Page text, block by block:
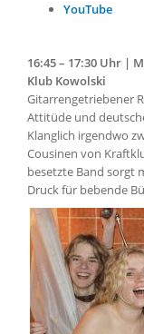
YouTube
16:45 – 17:30 Uhr |
Klub Kowolski
Gitarrengetriebener
Attitüde und
Klanglich irgendwo
Cousinen von
besetzte Band sorgt
Druck für bebende